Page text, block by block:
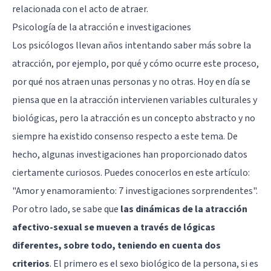
relacionada con el acto de atraer.
Psicología de la atracción e investigaciones
Los psicólogos llevan años intentando saber más sobre la
atracción, por ejemplo, por qué y cómo ocurre este proceso,
por qué nos atraen unas personas y no otras. Hoy en día se
piensa que en la atracción intervienen variables culturales y
biológicas, pero la atracción es un concepto abstracto y no
siempre ha existido consenso respecto a este tema. De
hecho, algunas investigaciones han proporcionado datos
ciertamente curiosos. Puedes conocerlos en este artículo:
"Amor y enamoramiento: 7 investigaciones sorprendentes".
Por otro lado, se sabe que las dinámicas de la atracción
afectivo-sexual se mueven a través de lógicas
diferentes, sobre todo, teniendo en cuenta dos
criterios. El primero es el sexo biológico de la persona, si es